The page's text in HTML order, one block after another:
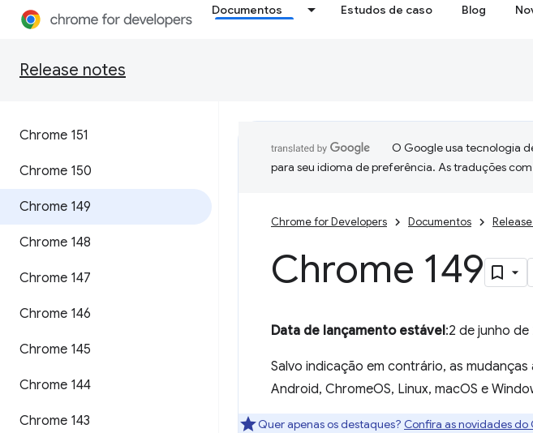
Documentos Estudos de caso Blog
Release notes
Chrome 151
Chrome 150
Chrome 149
Chrome 148
Chrome 147
Chrome 146
Chrome 145
Chrome 144
Chrome 143
O Google usa tecnologia
para seu idioma de preferência. As traduções
Chrome for Developers Documentos
Chrome 149
Data de lançamento estável:2 de junho de
Salvo indicação em contrário, as
Android, ChromeOS, Linux, macOS e
Quer apenas os destaques? Confira as novidades do